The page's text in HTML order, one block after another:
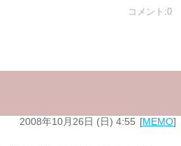
コメント:0
2008年10月26日 (日) 4:55 MEMO